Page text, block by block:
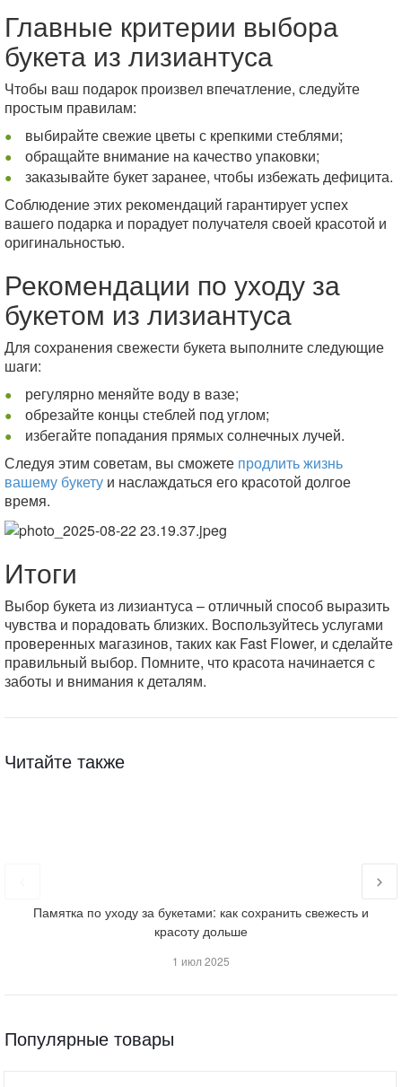
Главные критерии выбора
букета из лизиантуса
Чтобы ваш подарок произвел впечатление, следуйте
простым правилам:
выбирайте свежие цветы с крепкими стеблями;
обращайте внимание на качество упаковки;
заказывайте букет заранее, чтобы избежать дефицита.
Соблюдение этих рекомендаций гарантирует успех
вашего подарка и порадует получателя своей красотой и
оригинальностью.
Рекомендации по уходу за
букетом из лизиантуса
Для сохранения свежести букета выполните следующие
шаги:
регулярно меняйте воду в вазе;
обрезайте концы стеблей под углом;
избегайте попадания прямых солнечных лучей.
Следуя этим советам, вы сможете продлить жизнь
вашему букету и наслаждаться его красотой долгое
время.
Итоги
Выбор букета из лизиантуса – отличный способ выразить
чувства и порадовать близких. Воспользуйтесь услугами
проверенных магазинов, таких как Fast Flower, и сделайте
правильный выбор. Помните, что красота начинается с
заботы и внимания к деталям.
Читайте также
Памятка по уходу за букетами: как сохранить свежесть и
красоту дольше
1 июл 2025
Популярные товары